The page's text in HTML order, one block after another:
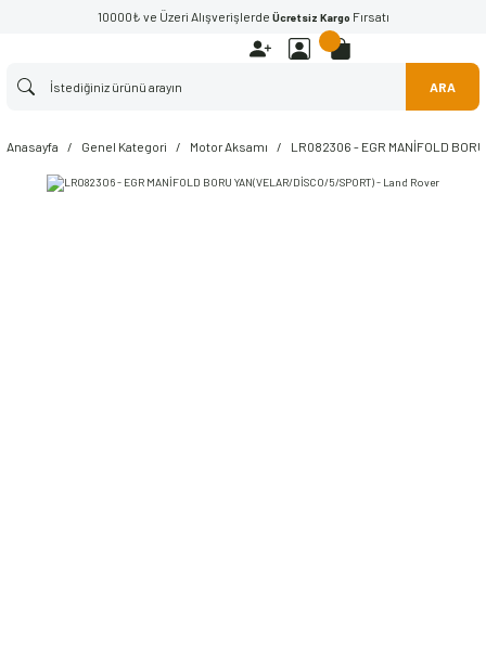
10000₺ ve Üzeri Alışverişlerde Ücretsiz Kargo Fırsatı
ARA
Anasayfa Genel Kategori Motor Aksamı LR082306 - EGR MANİFOLD